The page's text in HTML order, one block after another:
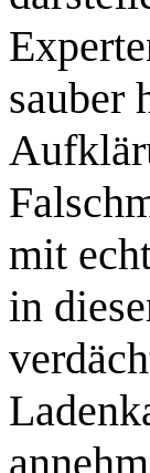
sauber
mit
in